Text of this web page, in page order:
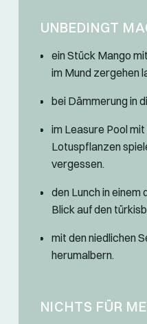
UNBEDINGT
ein Stück Mango
im Mund zergehen
bei Dämmerung in
im Leasure Pool
Lotuspflanzen
vergessen.
den Lunch in
Blick auf den
mit den niedlichen
herumalbern.
NICHTS FÜR